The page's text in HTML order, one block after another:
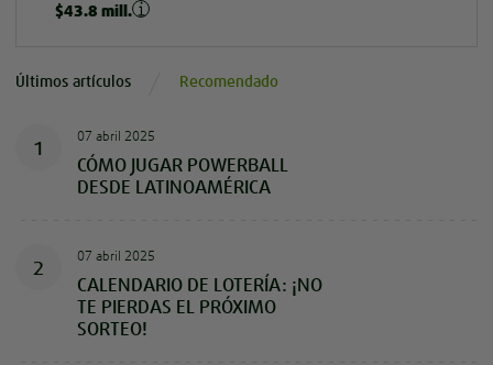
$43.8 mill.
Últimos artículos Recomendado
1 07 abril 2025
CÓMO JUGAR POWERBALL
DESDE LATINOAMÉRICA
2 07 abril 2025
CALENDARIO DE LOTERÍA: ¡NO
TE PIERDAS EL PRÓXIMO
SORTEO!